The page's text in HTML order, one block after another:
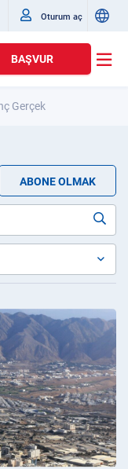
Oturum aç
BAŞVUR
Gerçek
ABONE OLMAK